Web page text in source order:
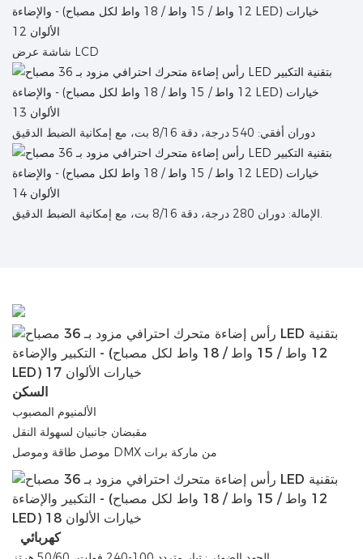
شاشة عرض LCD
دوران أفقي: 540 درجة، دقة 8/16 بت، مع إمكانية الضبط الدقيق
الإمالة: دوران 280 درجة، دقة 8/16 بت، مع إمكانية الضبط الدقيق.
السكن
الألمنيوم المصبوب
مقبضان جانبيان لسهولة النقل
موصل طاقة وموصل DMX من ماركة برات
كهربائي